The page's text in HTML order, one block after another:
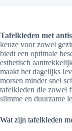
Tafelkleden met
keuze voor zowel
biedt een optimale
esthetisch
maakt het dagelijks
morsen minder snel
tafelkleden die zowel
slimme en duurzame
Wat zijn tafelkleden